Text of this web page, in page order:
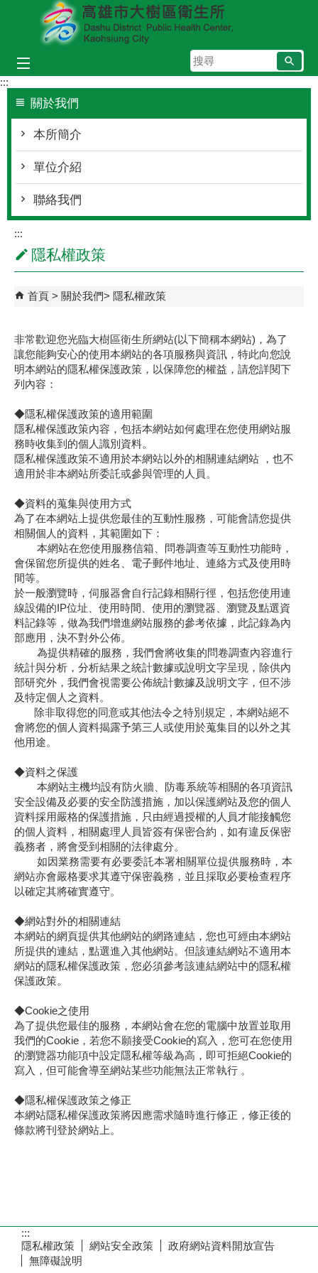
跳到主要內容區塊
搜
尋
:::
關於我們
本所簡介
單位介紹
聯絡我們
:::
隱私權政策
首頁 關於我們 隱私權政策
非常歡迎您光臨大樹區衛生所網站(以下簡稱本網站)，為了
讓您能夠安心的使用本網站的各項服務與資訊，特此向您說
明本網站的隱私權保護政策，以保障您的權益，請您詳閱下
列內容：
◆隱私權保護政策的適用範圍
隱私權保護政策內容，包括本網站如何處理在您使用網站服
務時收集到的個人識別資料。
隱私權保護政策不適用於本網站以外的相關連結網站 ，也不
適用於非本網站所委託或參與管理的人員。
◆資料的蒐集與使用方式
為了在本網站上提供您最佳的互動性服務，可能會請您提供
相關個人的資料，其範圍如下：
本網站在您使用服務信箱、問卷調查等互動性功能時，
會保留您所提供的姓名、電子郵件地址、連絡方式及使用時
間等。
於一般瀏覽時，伺服器會自行記錄相關行徑，包括您使用連
線設備的IP位址、使用時間、使用的瀏覽器、瀏覽及點選資
料記錄等，做為我們增進網站服務的參考依據，此記錄為內
部應用，決不對外公佈。
為提供精確的服務，我們會將收集的問卷調查內容進行
統計與分析，分析結果之統計數據或說明文字呈現，除供內
部研究外，我們會視需要公佈統計數據及說明文字，但不涉
及特定個人之資料。
除非取得您的同意或其他法令之特別規定，本網站絕不
會將您的個人資料揭露予第三人或使用於蒐集目的以外之其
他用途。
◆資料之保護
本網站主機均設有防火牆、防毒系統等相關的各項資訊
安全設備及必要的安全防護措施，加以保護網站及您的個人
資料採用嚴格的保護措施，只由經過授權的人員才能接觸您
的個人資料，相關處理人員皆簽有保密合約，如有違反保密
義務者，將會受到相關的法律處分。
如因業務需要有必要委託本署相關單位提供服務時，本
網站亦會嚴格要求其遵守保密義務，並且採取必要檢查程序
以確定其將確實遵守。
◆網站對外的相關連結
本網站的網頁提供其他網站的網路連結，您也可經由本網站
所提供的連結，點選進入其他網站。但該連結網站不適用本
網站的隱私權保護政策，您必須參考該連結網站中的隱私權
保護政策。
◆Cookie之使用
為了提供您最佳的服務，本網站會在您的電腦中放置並取用
我們的Cookie，若您不願接受Cookie的寫入，您可在您使用
的瀏覽器功能項中設定隱私權等級為高，即可拒絕Cookie的
寫入，但可能會導至網站某些功能無法正常執行 。
◆隱私權保護政策之修正
本網站隱私權保護政策將因應需求隨時進行修正，修正後的
條款將刊登於網站上。
:::
隱私權政策
網站安全政策
政府網站資料開放宣告
無障礙說明